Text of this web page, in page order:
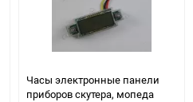
Часы электронные панели
приборов скутера, мопеда